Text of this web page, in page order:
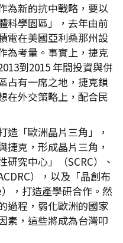
為新的抗中戰略，要以
科學園區」，去年由前
電在美國亞利桑那州設
為考量。事實上，捷克
到2015 年間投資與併
占有一席之地，捷克鎖
在外交策略上，配合民
造「歐洲晶片三角」，
捷克，形成晶片三角，
究中心」（SCRC）、
），以及「晶創布
，打造產學研合作。然
過程，弱化歐洲的國家
素，這些將成為台灣叩